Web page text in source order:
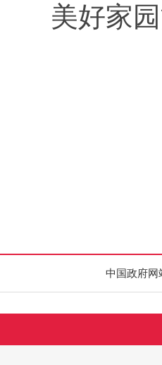
美好家
中国政府网